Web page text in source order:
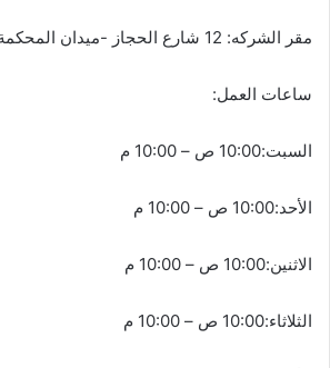
مقر الشركه: 12 شارع الحجاز -ميدان المحكمة -مصر الجديده
ساعات العمل:
السبت:10:00 ص – 10:00 م
الأحد:10:00 ص – 10:00 م
الاثنين:10:00 ص – 10:00 م
الثلاثاء:10:00 ص – 10:00 م